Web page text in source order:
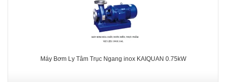
Máy Bơm Ly Tâm Trục Ngang inox KAIQUAN 0.75kW